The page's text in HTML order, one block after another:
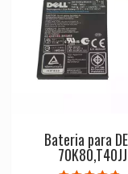
Bateria para
70K80,T40JJ